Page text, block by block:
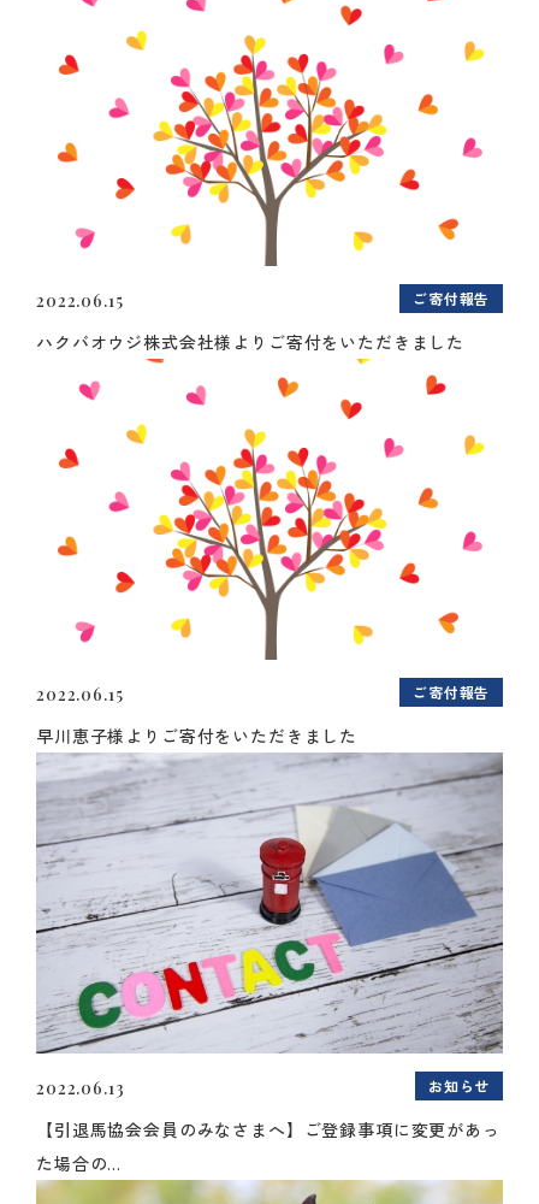
2022.06.15 ご寄付報告
ハクバオウジ株式会社様よりご寄付をいただきました
2022.06.15 ご寄付報告
早川恵子様よりご寄付をいただきました
2022.06.13 お知らせ
【引退馬協会会員のみなさまへ】ご登録事項に変更があっ
た場合の...